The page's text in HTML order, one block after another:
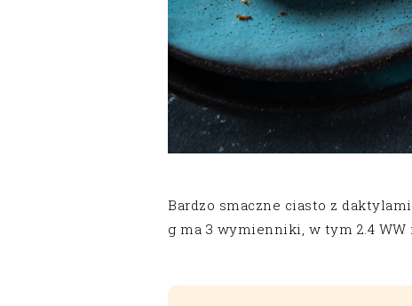
Bardzo smaczne ciasto z
g ma 3 wymienniki, w tym 2.4 WW